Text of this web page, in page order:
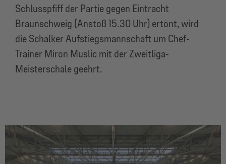
Schlusspfiff der Partie gegen Eintracht
Braunschweig (Anstoß 15.30 Uhr) ertönt, wird
die Schalker Aufstiegsmannschaft um Chef-
Trainer Miron Muslic mit der Zweitliga-
Meisterschale geehrt.